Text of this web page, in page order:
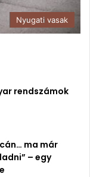
Nyugati vasak
rendszámok
ma már
– egy